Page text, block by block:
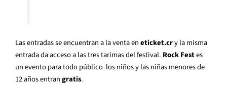
Las entradas se encuentran a la venta eneticket.cry la misma
entrada da acceso a las tres tarimas del festival. Rock Festes
un evento para todo público los niños y las niñas menores de
12 años entrangratis.